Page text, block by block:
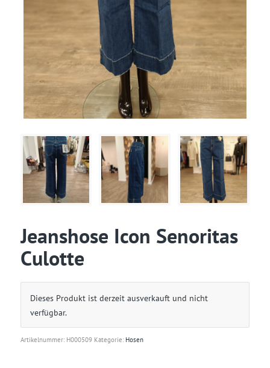
Jeanshose Icon Senoritas
Culotte
Dieses Produkt ist derzeit ausverkauft und nicht
verfügbar.
Artikelnummer: H000509 Kategorie: Hosen